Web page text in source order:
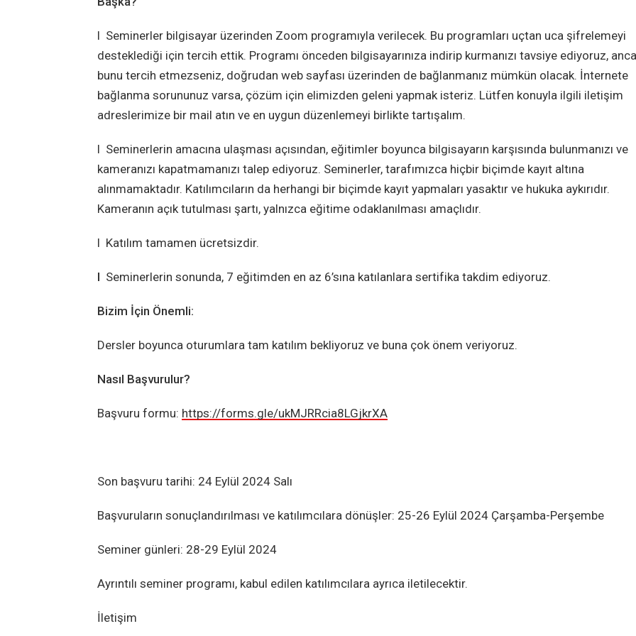
l Seminerler bilgisayar üzerinden Zoom programıyla verilecek. Bu programları uçtan uca şifrelemeyi
desteklediği için tercih ettik. Programı önceden bilgisayarınıza indirip kurmanızı tavsiye ediyoruz,
bunu tercih etmezseniz, doğrudan web sayfası üzerinden de bağlanmanız mümkün olacak. İnternete
bağlanma sorununuz varsa, çözüm için elimizden geleni yapmak isteriz. Lütfen konuyla ilgili iletişim
adreslerimize bir mail atın ve en uygun düzenlemeyi birlikte tartışalım.
l Seminerlerin amacına ulaşması açısından, eğitimler boyunca bilgisayarın karşısında bulunmanızı ve
kameranızı kapatmamanızı talep ediyoruz. Seminerler, tarafımızca hiçbir biçimde kayıt altına
alınmamaktadır. Katılımcıların da herhangi bir biçimde kayıt yapmaları yasaktır ve hukuka aykırıdır.
Kameranın açık tutulması şartı, yalnızca eğitime odaklanılması amaçlıdır.
l Katılım tamamen ücretsizdir.
l Seminerlerin sonunda, 7 eğitimden en az 6’sına katılanlara sertifika takdim ediyoruz.
Bizim İçin Önemli:
Dersler boyunca oturumlara tam katılım bekliyoruz ve buna çok önem veriyoruz.
Nasıl Başvurulur?
Başvuru formu: https://forms.gle/ukMJRRcia8LGjkrXA
Son başvuru tarihi: 24 Eylül 2024 Salı
Başvuruların sonuçlandırılması ve katılımcılara dönüşler: 25-26 Eylül 2024 Çarşamba-Perşembe
Seminer günleri: 28-29 Eylül 2024
Ayrıntılı seminer programı, kabul edilen katılımcılara ayrıca iletilecektir.
İletişim